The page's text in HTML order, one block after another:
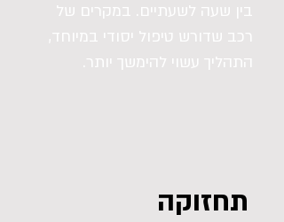
בין שעה לשעתיים. במקרים של
רכב שדורש טיפול יסודי במיוחד,
התהליך עשוי להימשך יותר.
תחזוקה